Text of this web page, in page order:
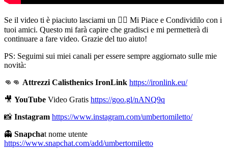
Se il video ti è piaciuto lasciami un 👍🏻 Mi Piace e Condividilo con i
tuoi amici. Questo mi farà capire che gradisci e mi permetterà di
continuare a fare video. Grazie del tuo aiuto!
PS: Seguimi sui miei canali per essere sempre aggiornato sulle mie
novità:
👊👊 Attrezzi Calisthenics IronLink https://ironlink.eu/
🎥 YouTube Video Gratis https://goo.gl/nANQ9q
📸 Instagram https://www.instagram.com/umbertomiletto/
👻 Snapchat nome utente
https://www.snapchat.com/add/umbertomiletto